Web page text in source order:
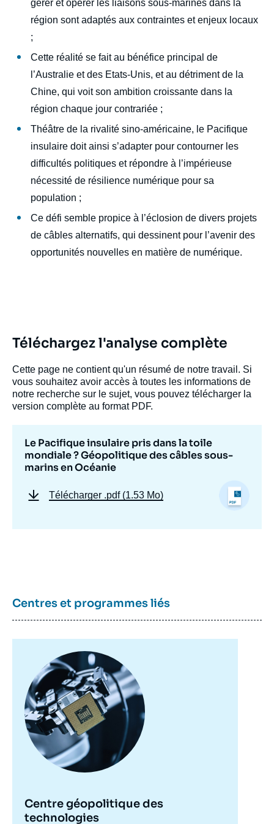
gérer et opérer les liaisons sous-marines dans la
région sont adaptés aux contraintes et enjeux locaux
;
Cette réalité se fait au bénéfice principal de
l’Australie et des Etats-Unis, et au détriment de la
Chine, qui voit son ambition croissante dans la
région chaque jour contrariée ;
Théâtre de la rivalité sino-américaine, le Pacifique
insulaire doit ainsi s’adapter pour contourner les
difficultés politiques et répondre à l’impérieuse
nécessité de résilience numérique pour sa
population ;
Ce défi semble propice à l’éclosion de divers projets
de câbles alternatifs, qui dessinent pour l’avenir des
opportunités nouvelles en matière de numérique.
Téléchargez l'analyse complète
Cette page ne contient qu'un résumé de notre travail. Si
vous souhaitez avoir accès à toutes les informations de
notre recherche sur le sujet, vous pouvez télécharger la
version complète au format PDF.
Le Pacifique insulaire pris dans la toile
mondiale ? Géopolitique des câbles sous-
marins en Océanie
Télécharger .pdf (1.53 Mo)
Centres et programmes liés
principale
Centre géopolitique des
technologies
Image
couverture
la
Camille MOREL, « Le Pacifique insulaire